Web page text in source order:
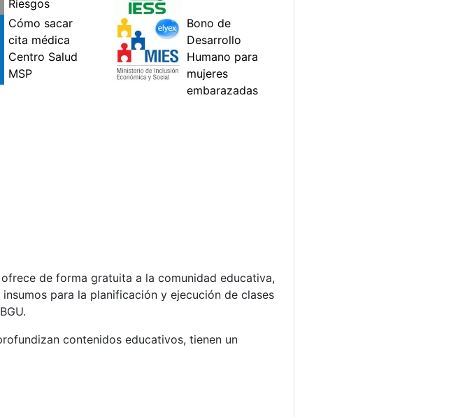
de forma gratuita a la comunidad educativa,
para la planificación y ejecución de clases
contenidos educativos, tienen un